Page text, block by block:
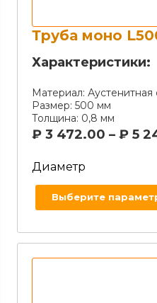
Труба моно
Характеристики:
Материал: Аустенитная
Размер: 500 мм
Толщина: 0,8 мм
₽ 3 472.00 – ₽ 5
Диаметр
Выберите